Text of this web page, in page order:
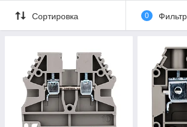
Сортировка 0